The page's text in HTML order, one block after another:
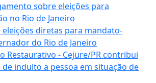
sobre eleições para
no Rio de Janeiro
eleições diretas para mandato-
do Rio de Janeiro
Restaurativo - Cejure/PR contribui
de indulto a pessoa em situação de